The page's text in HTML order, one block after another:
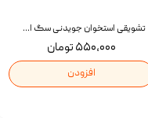
تشویقی استخوان جویدنی سگ اسنکی کرانچی با طعم مرغ Snacky Crunchy Munchy وزن 100 گرم
۵۵۰,۰۰۰ تومان
افزودن